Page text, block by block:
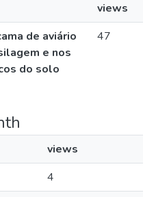
views
de aviário
e nos
do solo
47
views
4